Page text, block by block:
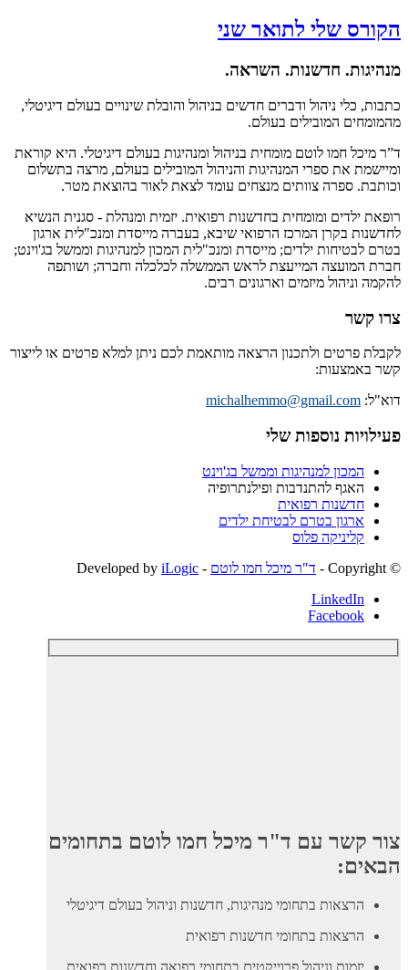
הקורס שלי לתואר שני
מנהיגות. חדשנות. השראה.
כתבות, כלי ניהול ודברים חדשים בניהול והובלת שינויים בעולם דיגיטלי,
מהמומחים המובילים בעולם.
ד”ר מיכל חמו לוטם מומחית בניהול ומנהיגות בעולם דיגיטלי. היא קוראת
ומיישמת את ספרי המנהיגות והניהול המובילים בעולם, מרצה בתשלום
וכותבת. ספרה צוותים מנצחים עומד לצאת לאור בהוצאת מטר.
רופאת ילדים ומומחית בחדשנות רפואית. יזמית ומנהלת - סגנית הנשיא
לחדשנות בקרן המרכז הרפואי שיבא, בעברה מייסדת ומנכ"לית ארגון
בטרם לבטיחות ילדים; מייסדת ומנכ"לית המכון למנהיגות וממשל בג'וינט;
חברת המועצה המייעצת לראש הממשלה לכלכלה וחברה; ושותפה
להקמה וניהול מיזמים וארגונים רבים.
צרו קשר
לקבלת פרטים ולתכנון הרצאה מותאמת לכם ניתן למלא פרטים או לייצור
קשר באמצעות:
דוא"ל: michalhemmo@gmail.com
פעילויות נוספות שלי
המכון למנהיגות וממשל בג'וינט
האגף להתנדבות ופילנתרופיה
חדשנות רפואית
ארגון בטרם לבטיחת ילדים
קליניקה פלוס
© ‫Copyright -
ד"ר מיכל חמו לוטם - Developed by
iLogic
LinkedIn
Facebook
צור קשר עם ד"ר מיכל חמו לוטם בתחומים
הבאים:
הרצאות בתחומי מנהיגות, חדשנות וניהול בעולם דיגיטלי
הרצאות בתחומי חדשנות רפואית